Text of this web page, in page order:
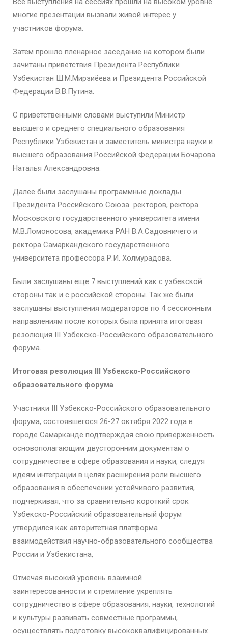
многие презентации вызвали живой интерес у
участников форума.
Затем прошло пленарное заседание на котором были
зачитаны приветствия Президента Республики
Узбекистан Ш.М.Мирзиёева и Президента Российской
Федерации В.В.Путина.
С приветственными словами выступили Министр
высшего и среднего специального образования
Республики Узбекистан и заместитель министра науки и
высшего образования Российской Федерации Бочарова
Наталья Александровна.
Далее были заслушаны программные доклады
Президента Российского Союза ректоров, ректора
Московского государственного университета имени
М.В.Ломоносова, академика РАН В.А.Садовничего и
ректора Самаркандского государственного
университета профессора Р.И. Холмурадова.
Были заслушаны еще 7 выступлений как с узбекской
стороны так и с российской стороны. Так же были
заслушаны выступления модераторов по 4 сессионным
направлениям после которых была принята итоговая
резолюция III Узбекско-Российского образовательного
форума.
Итоговая резолюция III Узбекско-Российского
образовательного форума
Участники III Узбекско-Российского образовательного
форума, состоявшегося 26-27 октября 2022 года в
городе Самарканде подтверждая свою приверженность
основополагающим двусторонним документам о
сотрудничестве в сфере образования и науки, следуя
идеям интеграции в целях расширения роли высшего
образования в обеспечении устойчивого развития,
подчеркивая, что за сравнительно короткий срок
Узбекско-Российский образовательный форум
утвердился как авторитетная платформа
взаимодействия научно-образовательного сообщества
России и Узбекистана,
Отмечая высокий уровень взаимной
заинтересованности и стремление укреплять
сотрудничество в сфере образования, науки, технологий
и культуры развивать совместные программы,
осуществлять подготовку высококвалифицированных